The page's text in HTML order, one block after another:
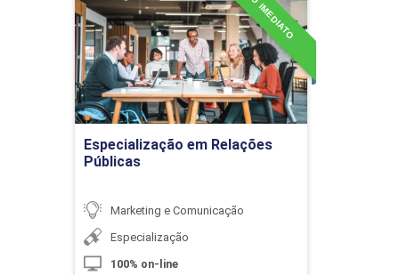
Programas e Práticas de Inovaçao
Aberta envolvendo o Consumidor
Virtual
Especialização em Relações
Públicas
Marketing e Comunicação
Especialização
100% on-line
Relações Públicas
Detalhes do curso
Ir para Inscrição